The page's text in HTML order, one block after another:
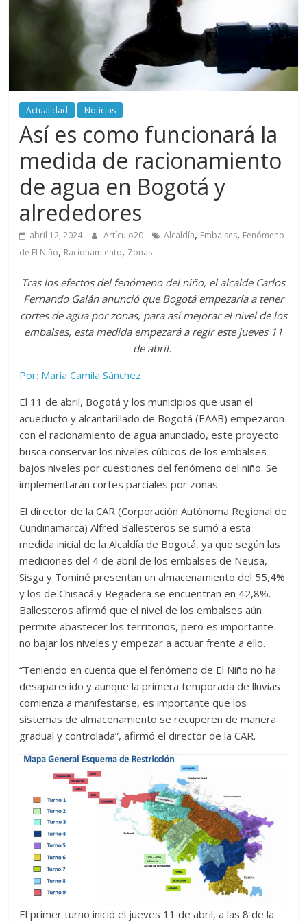
periodismo
Grancolombiano
Actualidad Noticias
Así es como funcionará la
medida de racionamiento
de agua en Bogotá y
alrededores
abril 12, 2024 Artículo20 Alcaldía, Embalses, Fenómeno
de El Niño, Racionamiento, Zonas
Tras los efectos del fenómeno del niño, el alcalde Carlos
Fernando Galán anunció que Bogotá empezaría a tener
cortes de agua por zonas, para así mejorar el nivel de los
embalses, esta medida empezará a regir este jueves 11
de abril.
Por: María Camila Sánchez
El 11 de abril, Bogotá y los municipios que usan el
acueducto y alcantarillado de Bogotá (EAAB) empezaron
con el racionamiento de agua anunciado, este proyecto
busca conservar los niveles cúbicos de los embalses
bajos niveles por cuestiones del fenómeno del niño. Se
implementarán cortes parciales por zonas.
El director de la CAR (Corporación Autónoma Regional de
Cundinamarca) Alfred Ballesteros se sumó a esta
medida inicial de la Alcaldía de Bogotá, ya que según las
mediciones del 4 de abril de los embalses de Neusa,
Sisga y Tominé presentan un almacenamiento del 55,4%
y los de Chisacá y Regadera se encuentran en 42,8%.
Ballesteros afirmó que el nivel de los embalses aún
permite abastecer los territorios, pero es importante
no bajar los niveles y empezar a actuar frente a ello.
“Teniendo en cuenta que el fenómeno de El Niño no ha
desaparecido y aunque la primera temporada de lluvias
comienza a manifestarse, es importante que los
sistemas de almacenamiento se recuperen de manera
gradual y controlada”, afirmó el director de la CAR.
El primer turno inició el jueves 11 de abril, a las 8 de la